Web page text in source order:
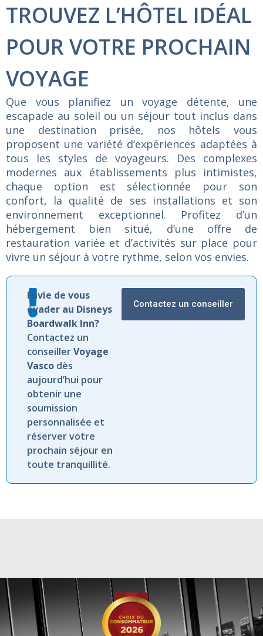
TROUVEZ L’HÔTEL IDÉAL
POUR VOTRE PROCHAIN
VOYAGE
Que vous planifiez un voyage détente, une
escapade au soleil ou un séjour tout inclus dans
une destination prisée, nos hôtelsvous
proposent une variété d’expériences adaptées à
tous les styles de voyageurs. Des complexes
modernes aux établissements plus intimistes,
chaque option est sélectionnée pour son
confort, la qualité de ses installations et son
environnement exceptionnel. Profitez d’un
hébergement bien situé, d’une offre de
restauration variée et d’activités sur place pour
vivre un séjour à votre rythme, selon vos envies.
Envie de vous
évader au Disneys
Boardwalk Inn?
Contactez un
conseillerVoyage
Vasco dès
aujourd’hui pour
obtenir une
soumission
personnalisée et
réserver votre
prochain séjour en
toute tranquillité.
Contactez un conseiller